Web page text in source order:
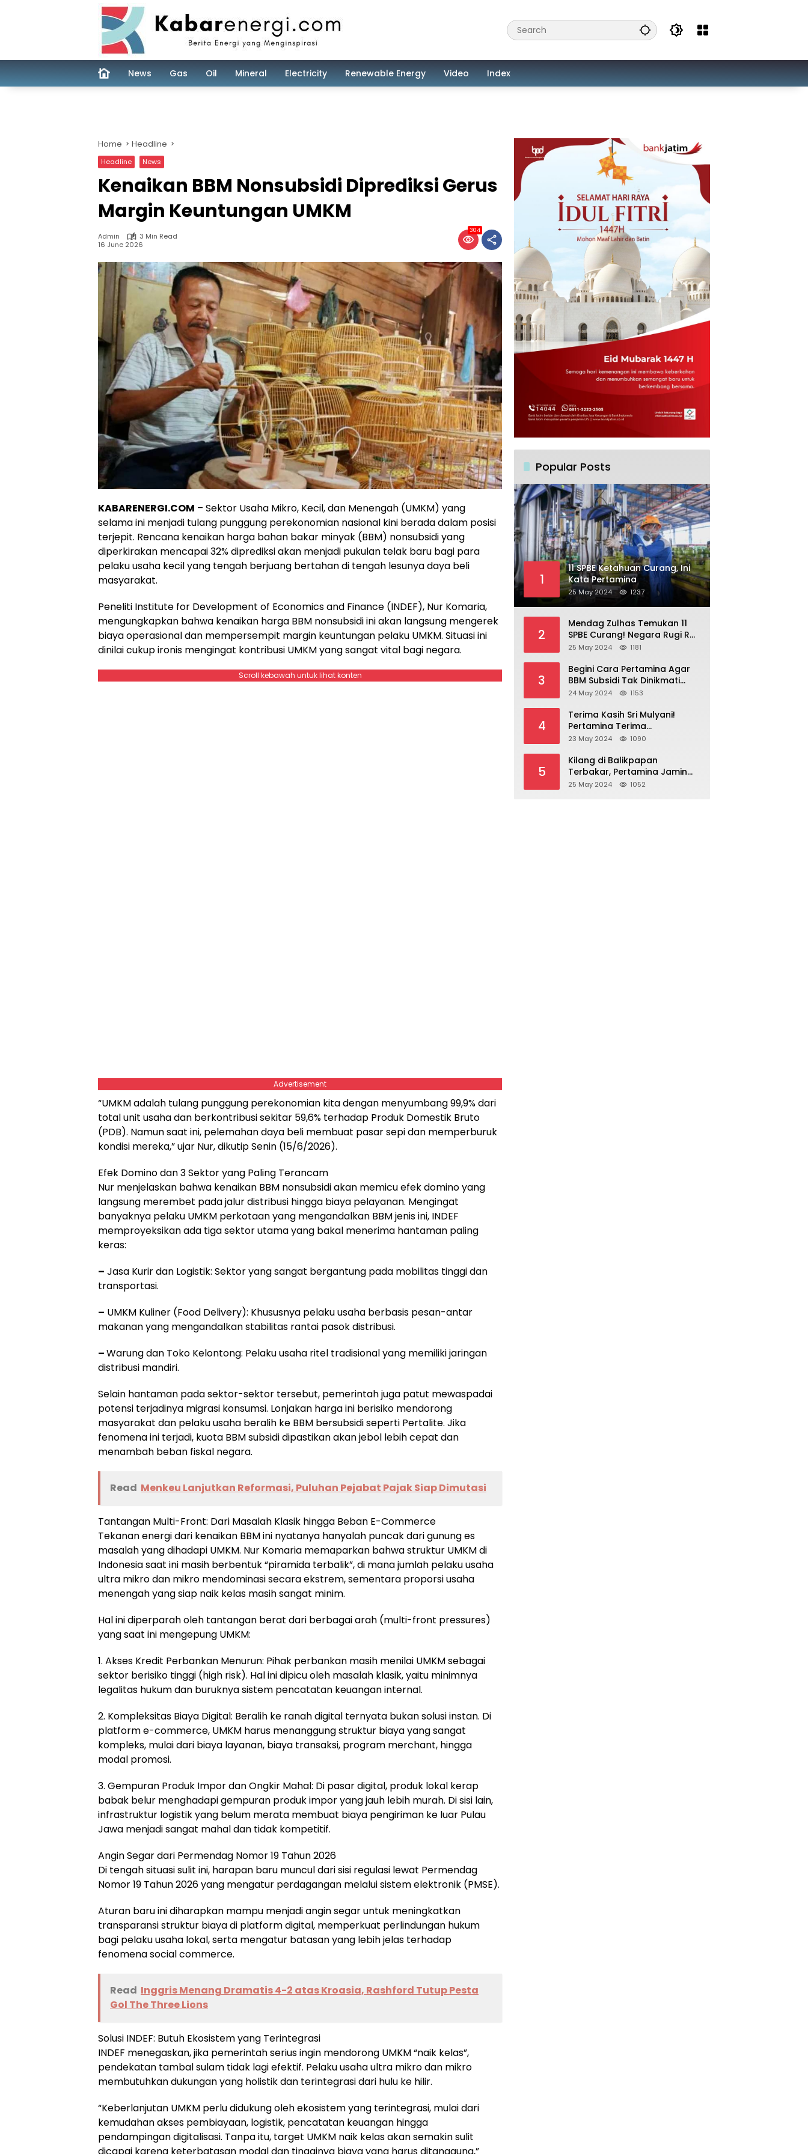
News Gas Oil Mineral Electricity Renewable Energy Video Index
Home Headline
Headline News
Kenaikan BBM Nonsubsidi Diprediksi Gerus
Margin Keuntungan UMKM
Admin
3 Min Read
16 June 2026
304
KABARENERGI.COM – Sektor Usaha Mikro, Kecil, dan Menengah (UMKM) yang
selama ini menjadi tulang punggung perekonomian nasional kini berada dalam posisi
terjepit. Rencana kenaikan harga bahan bakar minyak (BBM) nonsubsidi yang
diperkirakan mencapai 32% diprediksi akan menjadi pukulan telak baru bagi para
pelaku usaha kecil yang tengah berjuang bertahan di tengah lesunya daya beli
masyarakat.
Peneliti Institute for Development of Economics and Finance (INDEF), Nur Komaria,
mengungkapkan bahwa kenaikan harga BBM nonsubsidi ini akan langsung mengerek
biaya operasional dan mempersempit margin keuntungan pelaku UMKM. Situasi ini
dinilai cukup ironis mengingat kontribusi UMKM yang sangat vital bagi negara.
Scroll kebawah untuk lihat konten
Advertisement
“UMKM adalah tulang punggung perekonomian kita dengan menyumbang 99,9% dari
total unit usaha dan berkontribusi sekitar 59,6% terhadap Produk Domestik Bruto
(PDB). Namun saat ini, pelemahan daya beli membuat pasar sepi dan memperburuk
kondisi mereka,” ujar Nur, dikutip Senin (15/6/2026).
Efek Domino dan 3 Sektor yang Paling Terancam
Nur menjelaskan bahwa kenaikan BBM nonsubsidi akan memicu efek domino yang
langsung merembet pada jalur distribusi hingga biaya pelayanan. Mengingat
banyaknya pelaku UMKM perkotaan yang mengandalkan BBM jenis ini, INDEF
memproyeksikan ada tiga sektor utama yang bakal menerima hantaman paling
keras:
– Jasa Kurir dan Logistik: Sektor yang sangat bergantung pada mobilitas tinggi dan
transportasi.
– UMKM Kuliner (Food Delivery): Khususnya pelaku usaha berbasis pesan-antar
makanan yang mengandalkan stabilitas rantai pasok distribusi.
–Warung dan Toko Kelontong: Pelaku usaha ritel tradisional yang memiliki jaringan
distribusi mandiri.
Selain hantaman pada sektor-sektor tersebut, pemerintah juga patut mewaspadai
potensi terjadinya migrasi konsumsi. Lonjakan harga ini berisiko mendorong
masyarakat dan pelaku usaha beralih ke BBM bersubsidi seperti Pertalite. Jika
fenomena ini terjadi, kuota BBM subsidi dipastikan akan jebol lebih cepat dan
menambah beban fiskal negara.
Read Menkeu Lanjutkan Reformasi, Puluhan Pejabat Pajak Siap Dimutasi
Tantangan Multi-Front: Dari Masalah Klasik hingga Beban E-Commerce
Tekanan energi dari kenaikan BBM ini nyatanya hanyalah puncak dari gunung es
masalah yang dihadapi UMKM. Nur Komaria memaparkan bahwa struktur UMKM di
Indonesia saat ini masih berbentuk “piramida terbalik”, di mana jumlah pelaku usaha
ultra mikro dan mikro mendominasi secara ekstrem, sementara proporsi usaha
menengah yang siap naik kelas masih sangat minim.
Hal ini diperparah oleh tantangan berat dari berbagai arah (multi-front pressures)
yang saat ini mengepung UMKM:
1. Akses Kredit Perbankan Menurun: Pihak perbankan masih menilai UMKM sebagai
sektor berisiko tinggi (high risk). Hal ini dipicu oleh masalah klasik, yaitu minimnya
legalitas hukum dan buruknya sistem pencatatan keuangan internal.
2. Kompleksitas Biaya Digital: Beralih ke ranah digital ternyata bukan solusi instan. Di
platform e-commerce, UMKM harus menanggung struktur biaya yang sangat
kompleks, mulai dari biaya layanan, biaya transaksi, program merchant, hingga
modal promosi.
3. Gempuran Produk Impor dan Ongkir Mahal: Di pasar digital, produk lokal kerap
babak belur menghadapi gempuran produk impor yang jauh lebih murah. Di sisi lain,
infrastruktur logistik yang belum merata membuat biaya pengiriman ke luar Pulau
Jawa menjadi sangat mahal dan tidak kompetitif.
Angin Segar dari Permendag Nomor 19 Tahun 2026
Di tengah situasi sulit ini, harapan baru muncul dari sisi regulasi lewat Permendag
Nomor 19 Tahun 2026 yang mengatur perdagangan melalui sistem elektronik (PMSE).
Aturan baru ini diharapkan mampu menjadi angin segar untuk meningkatkan
transparansi struktur biaya di platform digital, memperkuat perlindungan hukum
bagi pelaku usaha lokal, serta mengatur batasan yang lebih jelas terhadap
fenomena social commerce.
Read Inggris Menang Dramatis 4-2 atas Kroasia, Rashford Tutup Pesta
Gol The Three Lions
Solusi INDEF: Butuh Ekosistem yang Terintegrasi
INDEF menegaskan, jika pemerintah serius ingin mendorong UMKM “naik kelas”,
pendekatan tambal sulam tidak lagi efektif. Pelaku usaha ultra mikro dan mikro
membutuhkan dukungan yang holistik dan terintegrasi dari hulu ke hilir.
“Keberlanjutan UMKM perlu didukung oleh ekosistem yang terintegrasi, mulai dari
kemudahan akses pembiayaan, logistik, pencatatan keuangan hingga
pendampingan digitalisasi. Tanpa itu, target UMKM naik kelas akan semakin sulit
dicapai karena keterbatasan modal dan tingginya biaya yang harus ditanggung,”
Popular Posts
1
11 SPBE Ketahuan Curang, Ini
Kata Pertamina
25 May 2024 1237
2
Mendag Zulhas Temukan 11
SPBE Curang! Negara Rugi Rp
18,7 Miliar/ Tahun
25 May 2024 1181
3
Begini Cara Pertamina Agar
BBM Subsidi Tak Dinikmati
Orang Kaya!
24 May 2024 1153
4
Terima Kasih Sri Mulyani!
Pertamina Terima
Kompensasi BBM Rp 43,52
23 May 2024 1090
5
Kilang di Balikpapan
Terbakar, Pertamina Jamin
Pasokan BBM Aman
25 May 2024 1052